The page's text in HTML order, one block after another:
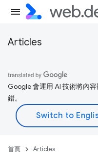
Articles
Google 會運用 AI 技術將內
錯。
首頁 Articles